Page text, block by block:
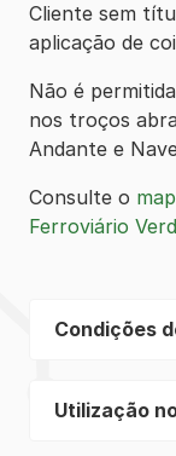
Cliente sem
aplicação de
Não é
nos troços
Andante e
Consulte o
Ferroviário
Condições
Utilização